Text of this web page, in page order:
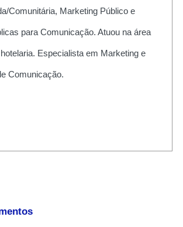
Comunitária, Marketing Público e
para Comunicação. Atuou na área
Especialista em Marketing e
Comunicação.